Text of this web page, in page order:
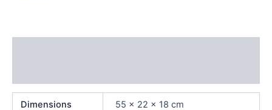
Dimensions 55 × 22 × 18 cm